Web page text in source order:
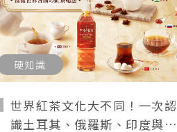
硬知識
世界紅茶文化大不同！一次認
識土耳其、俄羅斯、印度與英